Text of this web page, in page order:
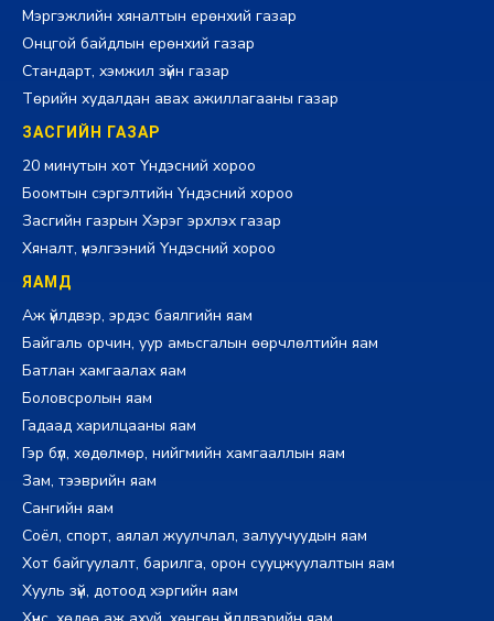
Мэргэжлийн хяналтын ерөнхий газар
Онцгой байдлын ерөнхий газар
Стандарт, хэмжил зүйн газар
Төрийн худалдан авах ажиллагааны газар
ЗАСГИЙН ГАЗАР
20 минутын хот Үндэсний хороо
Боомтын сэргэлтийн Үндэсний хороо
Засгийн газрын Хэрэг эрхлэх газар
Хяналт, үнэлгээний Үндэсний хороо
ЯАМД
Аж үйлдвэр, эрдэс баялгийн яам
Байгаль орчин, уур амьсгалын өөрчлөлтийн яам
Батлан хамгаалах яам
Боловсролын яам
Гадаад харилцааны яам
Гэр бүл, хөдөлмөр, нийгмийн хамгааллын яам
Зам, тээврийн яам
Сангийн яам
Соёл, спорт, аялал жуулчлал, залуучуудын яам
Хот байгуулалт, барилга, орон сууцжуулалтын яам
Хууль зүй, дотоод хэргийн яам